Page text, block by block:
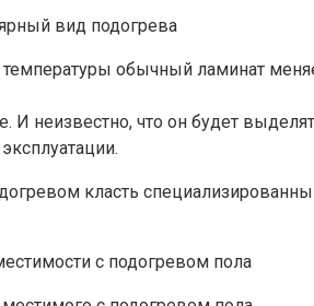
вид подогрева
обычный ламинат
неизвестно, что он будет
класть